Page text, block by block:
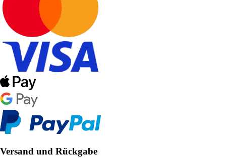
Versand und Rückgabe